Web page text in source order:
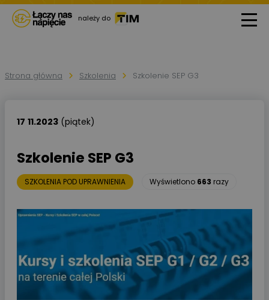
należy do
Strona główna Szkolenia Szkolenie SEP G3
17 11.2023 (piątek)
Szkolenie SEP G3
SZKOLENIA POD UPRAWNIENIA Wyświetlono 663 razy